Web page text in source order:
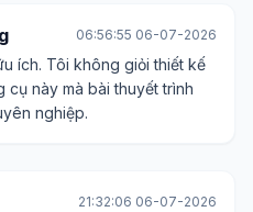
06:56:55 06-07-2026
ích. Tôi không giỏi thiết kế
cụ này mà bài thuyết trình
nghiệp.
21:32:06 06-07-2026